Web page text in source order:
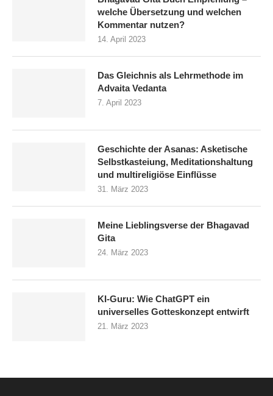
welche Übersetzung und welchen
Kommentar nutzen?
14. April 2023
Das Gleichnis als Lehrmethode im
Advaita Vedanta
7. April 2023
Geschichte der Asanas: Asketische
Selbstkasteiung, Meditationshaltung
und multireligiöse Einflüsse
31. März 2023
Meine Lieblingsverse der Bhagavad
Gita
24. März 2023
KI-Guru: Wie ChatGPT ein
universelles Gotteskonzept entwirft
21. März 2023